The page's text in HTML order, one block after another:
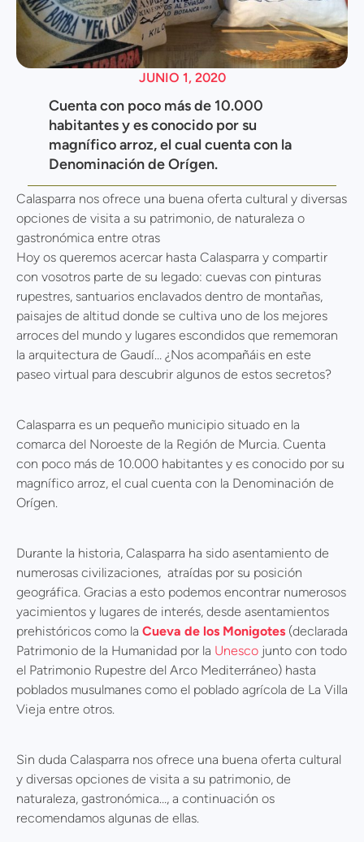
JUNIO 1, 2020
Cuenta con poco más de 10.000
habitantes y es conocido por su
magnífico arroz, el cual cuenta con la
Denominación de Orígen.
Calasparra nos ofrece una buena oferta cultural y diversas
opciones de visita a su patrimonio, de naturaleza o
gastronómica entre otras
Hoy os queremos acercar hasta Calasparra y compartir
con vosotros parte de su legado: cuevas con pinturas
rupestres, santuarios enclavados dentro de montañas,
paisajes de altitud donde se cultiva uno de los mejores
arroces del mundo y lugares escondidos que rememoran
la arquitectura de Gaudí… ¿Nos acompañáis en este
paseo virtual para descubrir algunos de estos secretos?
Calasparra es un pequeño municipio situado en la
comarca del Noroeste de la Región de Murcia. Cuenta
con poco más de 10.000 habitantes y es conocido por su
magnífico arroz, el cual cuenta con la Denominación de
Orígen.
Durante la historia, Calasparra ha sido asentamiento de
numerosas civilizaciones, atraídas por su posición
geográfica. Gracias a esto podemos encontrar numerosos
yacimientos y lugares de interés, desde asentamientos
prehistóricos como la Cueva de los Monigotes (declarada
Patrimonio de la Humanidad por la Unesco junto con todo
el Patrimonio Rupestre del Arco Mediterráneo) hasta
poblados musulmanes como el poblado agrícola de La Villa
Vieja entre otros.
Sin duda Calasparra nos ofrece una buena oferta cultural
y diversas opciones de visita a su patrimonio, de
naturaleza, gastronómica…, a continuación os
recomendamos algunas de ellas.